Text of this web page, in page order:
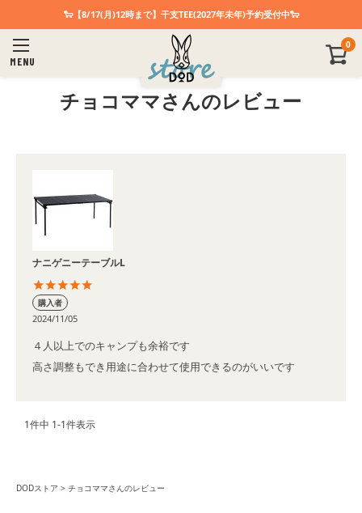
🐑【8/17(月)12時まで】干支TEE(2027年未年)予約受付中🐑
MENU
0
チョコママさんのレビュー
ナニゲニーテーブルL
購入者
2024/11/05
４人以上でのキャンプも余裕です
高さ調整もでき用途に合わせて使用できるのがいいです
1件中 1-1件表示
DODストア チョコママさんのレビュー